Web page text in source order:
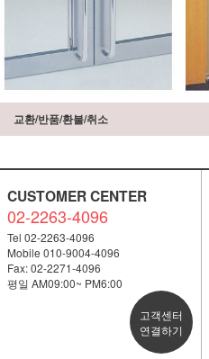
교환/반품/환불/취소
CUSTOMER CENTER
02-2263-4096
Tel 02-2263-4096
Mobile 010-9004-4096
Fax: 02-2271-4096
평일 AM09:00~ PM6:00
고객센터
연결하기